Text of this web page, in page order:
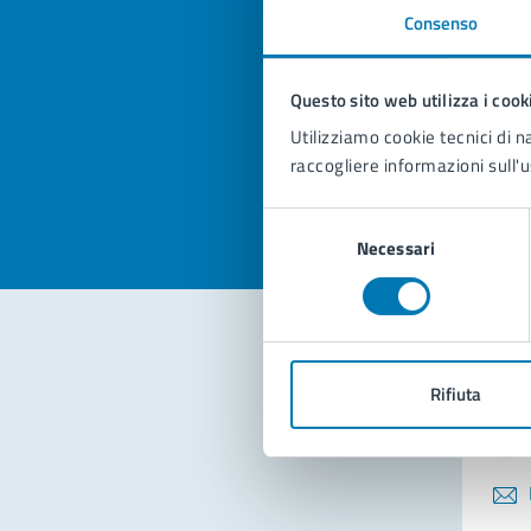
Consenso
Questo sito web utilizza i
Utilizziamo cookie tecnici di
raccogliere informazioni
Necessari
Rifiuta
Valuta